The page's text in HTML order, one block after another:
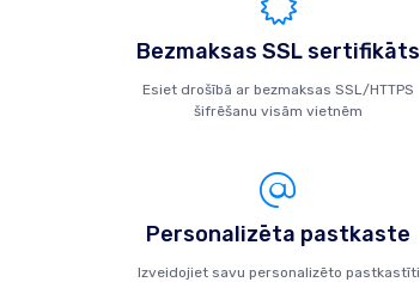
Bezmaksas SSL sertifikāts
Esiet drošībā ar bezmaksas SSL/HTTPS
šifrēšanu visām vietnēm
Personalizēta pastkaste
Izveidojiet savu personalizēto pastkastīti